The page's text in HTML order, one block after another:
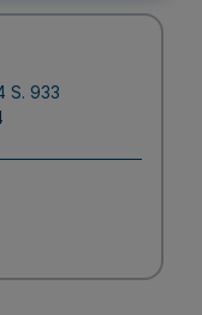
S. 933